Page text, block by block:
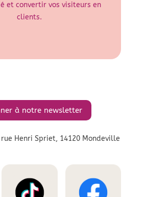
et convertir vos visiteurs en
clients.
à notre newsletter
rue Henri Spriet, 14120 Mondeville